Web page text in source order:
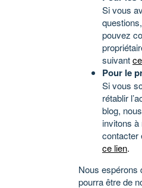
Si vous
pouvez
suivant
Pour le
Si vous
rétablir
blog,
invitons à
contacter
ce lien.
Nous espérons
pourra être de